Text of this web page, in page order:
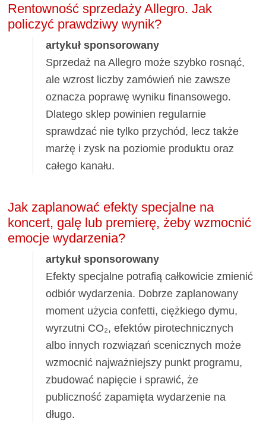
Rentowność sprzedaży Allegro. Jak
policzyć prawdziwy wynik?
artykuł sponsorowany
Sprzedaż na Allegro może szybko rosnąć,
ale wzrost liczby zamówień nie zawsze
oznacza poprawę wyniku finansowego.
Dlatego sklep powinien regularnie
sprawdzać nie tylko przychód, lecz także
marżę i zysk na poziomie produktu oraz
całego kanału.
Jak zaplanować efekty specjalne na
koncert, galę lub premierę, żeby wzmocnić
emocje wydarzenia?
artykuł sponsorowany
Efekty specjalne potrafią całkowicie zmienić
odbiór wydarzenia. Dobrze zaplanowany
moment użycia confetti, ciężkiego dymu,
wyrzutni CO₂, efektów pirotechnicznych
albo innych rozwiązań scenicznych może
wzmocnić najważniejszy punkt programu,
zbudować napięcie i sprawić, że
publiczność zapamięta wydarzenie na
długo.